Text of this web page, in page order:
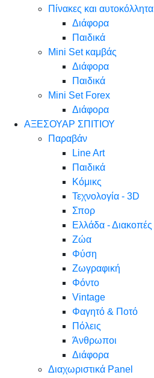
Πίνακες και αυτοκόλλητα
Διάφορα
Παιδικά
Mini Set καμβάς
Διάφορα
Παιδικά
Mini Set Forex
Διάφορα
ΑΞΕΣΟΥΑΡ ΣΠΙΤΙΟΥ
Παραβάν
Line Art
Παιδικά
Κόμικς
Τεχνολογία - 3D
Σπορ
Ελλάδα - Διακοπές
Ζώα
Φύση
Ζωγραφική
Φόντο
Vintage
Φαγητό & Ποτό
Πόλεις
Άνθρωποι
Διάφορα
Διαχωριστικά Panel